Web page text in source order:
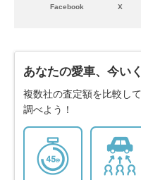
Facebook X
あなたの愛車、今い
複数社の査定額を比較し
調べよう！